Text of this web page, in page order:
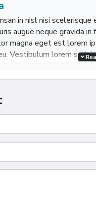
in nisl nisi
augue neque gravida
magna eget est lorem
Vestibulum lorem sed